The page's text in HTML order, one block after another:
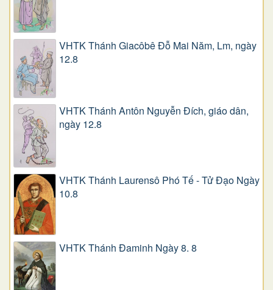
VHTK Thánh Giacôbê Ðỗ Mai Năm, Lm, ngày
12.8
VHTK Thánh Antôn Nguyễn Ðích, giáo dân,
ngày 12.8
VHTK Thánh Laurensô Phó Tế - Tử Đạo Ngày
10.8
VHTK Thánh Đaminh Ngày 8. 8